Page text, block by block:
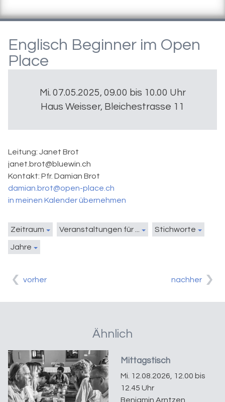
Englisch Beginner im Open
Place
Mi. 07.05.2025, 09.00 bis 10.00 Uhr
Haus Weisser, Bleichestrasse 11
Leitung: Janet Brot
janet.brot@bluewin.ch
Kontakt: Pfr. Damian Brot
damian.brot@open-place.ch
in meinen Kalender übernehmen
Zeitraum Veranstaltungen für ... Stichworte
Jahre
vorher nachher
Ähnlich
Mittagstisch
Mi. 12.08.2026, 12.00 bis
12.45 Uhr
Benjamin Arntzen